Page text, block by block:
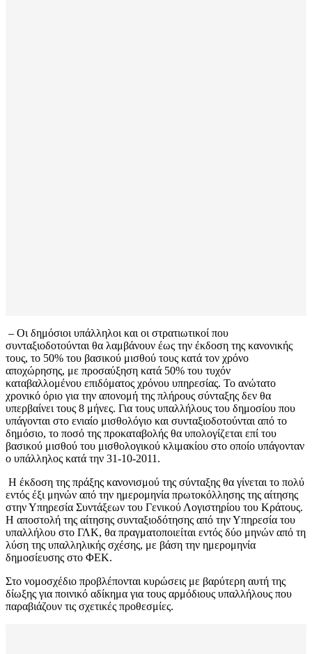
– Οι δημόσιοι υπάλληλοι και οι στρατιωτικοί που
συνταξιοδοτούνται θα λαμβάνουν έως την έκδοση της κανονικής
τους, το 50% του βασικού μισθού τους κατά τον χρόνο
αποχώρησης, με προσαύξηση κατά 50% του τυχόν
καταβαλλομένου επιδόματος χρόνου υπηρεσίας. Το ανώτατο
χρονικό όριο για την απονομή της πλήρους σύνταξης δεν θα
υπερβαίνει τους 8 μήνες. Για τους υπαλλήλους του δημοσίου που
υπάγονται στο ενιαίο μισθολόγιο και συνταξιοδοτούνται από το
δημόσιο, το ποσό της προκαταβολής θα υπολογίζεται επί του
βασικού μισθού του μισθολογικού κλιμακίου στο οποίο υπάγονταν
ο υπάλληλος κατά την 31-10-2011.
Η έκδοση της πράξης κανονισμού της σύνταξης θα γίνεται το πολύ
εντός έξι μηνών από την ημερομηνία πρωτοκόλλησης της αίτησης
στην Υπηρεσία Συντάξεων του Γενικού Λογιστηρίου του Κράτους.
Η αποστολή της αίτησης συνταξιοδότησης από την Υπηρεσία του
υπαλλήλου στο ΓΛΚ, θα πραγματοποιείται εντός δύο μηνών από τη
λύση της υπαλληλικής σχέσης, με βάση την ημερομηνία
δημοσίευσης στο ΦΕΚ.
Στο νομοσχέδιο προβλέπονται κυρώσεις με βαρύτερη αυτή της
δίωξης για ποινικό αδίκημα για τους αρμόδιους υπαλλήλους που
παραβιάζουν τις σχετικές προθεσμίες.